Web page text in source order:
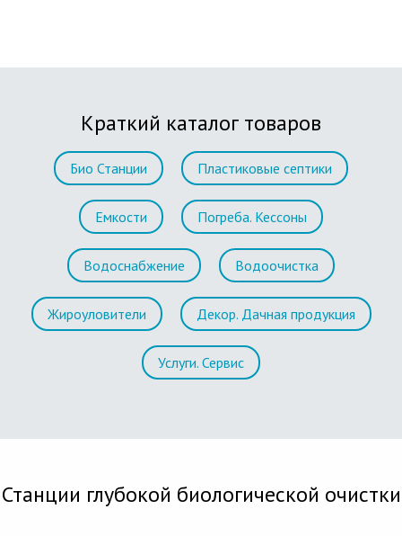
Краткий каталог товаров
Био Станции Пластиковые септики
Емкости Погреба. Кессоны
Водоснабжение Водоочистка
Жироуловители Декор. Дачная продукция
Услуги. Сервис
Станции глубокой биологической очистки